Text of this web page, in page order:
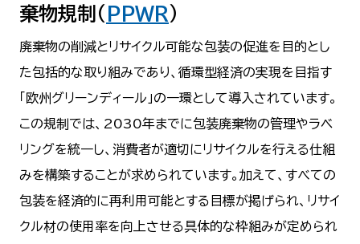
棄物規制（ PPWR ）
廃棄物の削減とリサイクル可能な包装の促進を目的とし
た包括的な取り組みであり、循環型経済の実現を目指す
「欧州グリーンディール」の一環として導入されています。
この規制では、2030年までに包装廃棄物の管理やラベ
リングを統一し、消費者が適切にリサイクルを行える仕組
みを構築することが求められています。加えて、すべての
包装を経済的に再利用可能とする目標が掲げられ、リサイ
クル材の使用率を向上させる具体的な枠組みが定められ